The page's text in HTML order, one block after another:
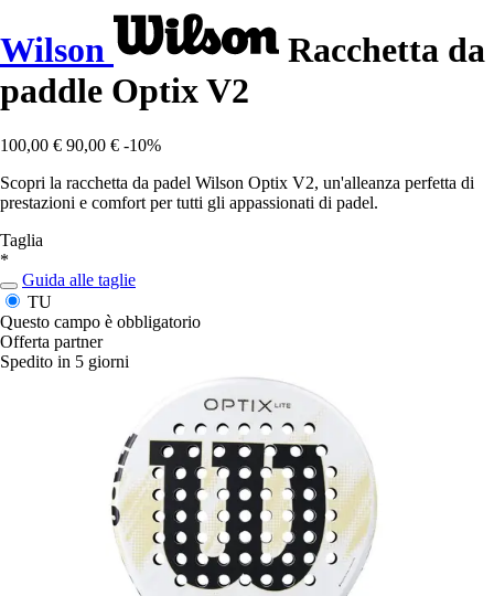
Wilson
Racchetta da
paddle Optix V2
100,00 € 90,00 € -10%
Scopri la racchetta da padel Wilson Optix V2, un'alleanza perfetta di
prestazioni e comfort per tutti gli appassionati di padel.
Taglia
*
Guida alle taglie
TU
Questo campo è obbligatorio
Offerta partner
Spedito in 5 giorni